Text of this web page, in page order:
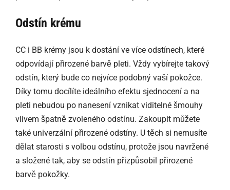
Odstín krému
CC i BB krémy jsou k dostání ve více odstínech, které
odpovídají přirozené barvě pleti. Vždy vybírejte takový
odstín, který bude co nejvíce podobný vaší pokožce.
Díky tomu docílíte ideálního efektu sjednocení a na
pleti nebudou po nanesení vznikat viditelné šmouhy
vlivem špatně zvoleného odstínu. Zakoupit můžete
také univerzální přirozené odstíny. U těch si nemusíte
dělat starosti s volbou odstínu, protože jsou navržené
a složené tak, aby se odstín přizpůsobil přirozené
barvě pokožky.